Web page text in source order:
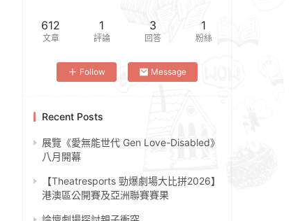
612
文章
1
評論
3
回答
1
粉絲
Follow Message
Recent Posts
展覽《愛無能世代 Gen Love-Disabled》
八月開幕
【Theatresports 勁爆劇場大比拼2026】
港澳區公開賽及亞洲聯賽賽果